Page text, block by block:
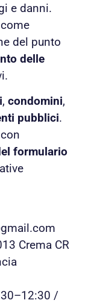
e danni.
del punto
delle
, condomini,
pubblici.
formulario
Crema CR
/